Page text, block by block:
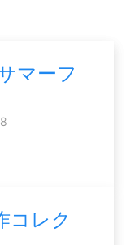
マーフ
コレク